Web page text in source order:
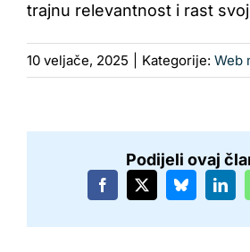
trajnu relevantnost i rast
10 veljače, 2025 Kategorije: Web
Podijeli ovaj
Facebook
X Bluesky